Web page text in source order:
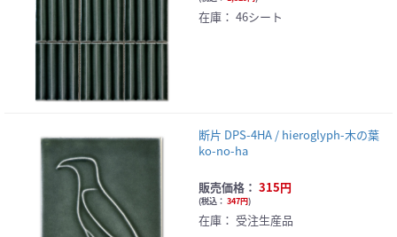
在庫： 46シート
断片 DPS-4HA / hieroglyph-木の葉
ko-no-ha
販売価格： 315円
(税込： 347円)
在庫： 受注生産品